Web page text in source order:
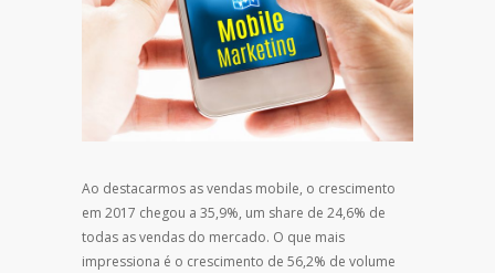
Ao destacarmos as vendas mobile, o crescimento
em 2017 chegou a 35,9%, um share de 24,6% de
todas as vendas do mercado. O que mais
impressiona é o crescimento de 56,2% de volume